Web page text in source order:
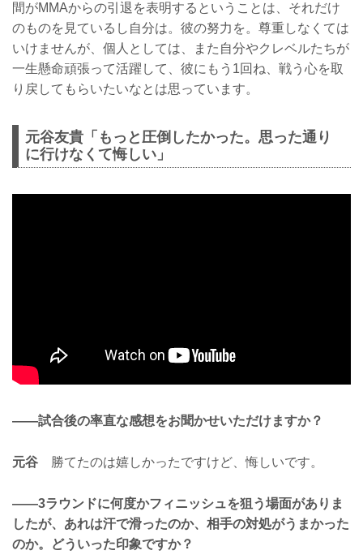
間がMMAからの引退を表明するということは、それだけ
のものを見ているし自分は。彼の努力を。尊重しなくては
いけませんが、個人としては、また自分やクレベルたちが
一生懸命頑張って活躍して、彼にもう1回ね、戦う心を取
り戻してもらいたいなとは思っています。
元谷友貴「もっと圧倒したかった。思った通り
に行けなくて悔しい」
——試合後の率直な感想をお聞かせいただけますか？
元谷 勝てたのは嬉しかったですけど、悔しいです。
——3ラウンドに何度かフィニッシュを狙う場面がありま
したが、あれは汗で滑ったのか、相手の対処がうまかった
のか。どういった印象ですか？